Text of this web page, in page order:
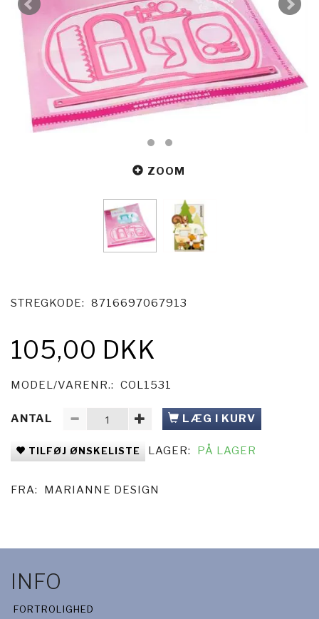
ZOOM
STREGKODE: 8716697067913
105,00 DKK
MODEL/VARENR.: COL1531
ANTAL LÆG I KURV
TILFØJ ØNSKELISTE LAGER: PÅ LAGER
FRA: MARIANNE DESIGN
INFO
FORTROLIGHED